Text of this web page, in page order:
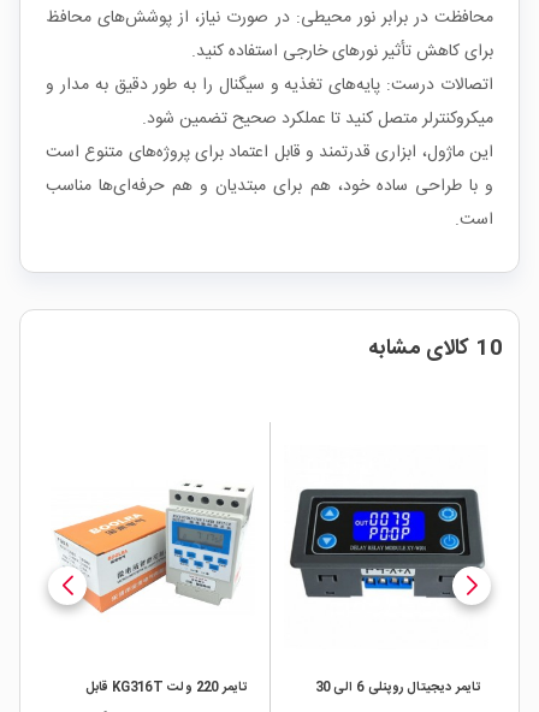
محافظت در برابر نور محیطی: در صورت نیاز، از پوشش‌های محافظ
برای کاهش تأثیر نورهای خارجی استفاده کنید.
اتصالات درست: پایه‌های تغذیه و سیگنال را به طور دقیق به مدار و
میکروکنترلر متصل کنید تا عملکرد صحیح تضمین شود.
این ماژول، ابزاری قدرتمند و قابل اعتماد برای پروژه‌های متنوع است
و با طراحی ساده خود، هم برای مبتدیان و هم حرفه‌ای‌ها مناسب
است.
10 کالای مشابه
تایمر دیجیتال روپنلی 6 الی 30
تایمر 220 ولت KG316T قابل
ماژول اپتوکانتر OptoCounter